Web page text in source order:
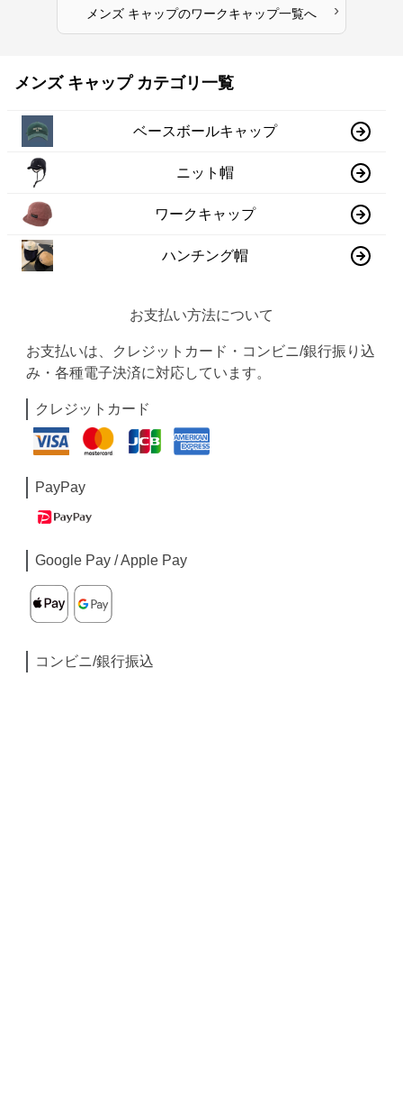
メンズ キャップのワークキャップ一覧へ ›
メンズ キャップ カテゴリ一覧
ベースボールキャップ
ニット帽
ワークキャップ
ハンチング帽
お支払い方法について
お支払いは、クレジットカード・コンビニ/銀行振り込
み・各種電子決済に対応しています。
クレジットカード
PayPay
Google Pay / Apple Pay
コンビニ/銀行振込